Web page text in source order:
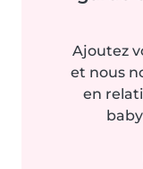
Ajoutez
et nous
en